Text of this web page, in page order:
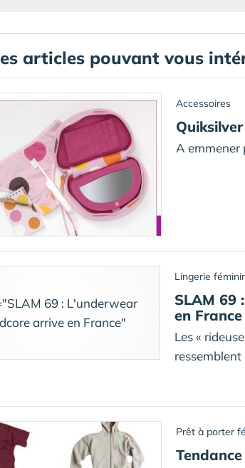
articles pouvant vous
Accessoires
A emmener
Lingerie
SLAM 69
en France
Les «
ressemblent
Prêt à porter